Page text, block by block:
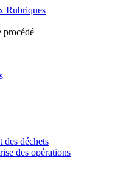
Rubriques
procédé
des déchets
des opérations